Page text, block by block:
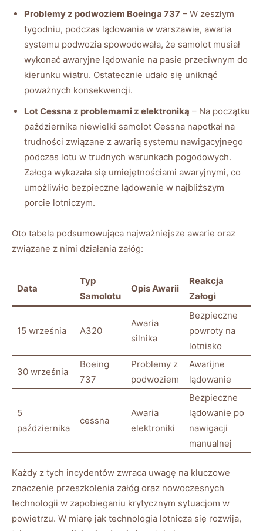
Problemy⁢ z ⁢podwoziem Boeinga 737 – W⁣ zeszłym ​
tygodniu,⁣ podczas lądowania w ⁤warszawie, ‌awaria
systemu‍ podwozia spowodowała, że ‍samolot⁣ musiał
wykonać awaryjne lądowanie‍ na pasie przeciwnym‍ do
kierunku wiatru.‍ Ostatecznie udało się uniknąć
poważnych konsekwencji.
Lot‌ Cessna z problemami z⁣ elektroniką ⁤–⁤ Na początku
​października niewielki samolot ⁤Cessna napotkał na
trudności związane z ‍awarią​ systemu nawigacyjnego
podczas lotu ​w trudnych warunkach pogodowych.
Załoga wykazała się umiejętnościami awaryjnymi, ‍co
umożliwiło bezpieczne lądowanie w najbliższym
porcie ⁤lotniczym.
Oto tabela podsumowująca najważniejsze awarie oraz
związane ⁣z nimi działania załóg:
Data
Typ
Samolotu
Opis ⁣Awarii
Reakcja
Załogi
15 ⁣września A320
Awaria
silnika
Bezpieczne
powroty na
lotnisko
30 września
Boeing
737
Problemy z
podwoziem
Awarijne
‌lądowanie
5
października
cessna
Awaria​
elektroniki
Bezpieczne
lądowanie po
nawigacji
manualnej
Każdy z tych ⁣incydentów zwraca uwagę na​ kluczowe
znaczenie przeszkolenia załóg oraz nowoczesnych
technologii w zapobieganiu krytycznym⁢ sytuacjom w
powietrzu. W⁣ miarę ‍jak technologia lotnicza się rozwija,